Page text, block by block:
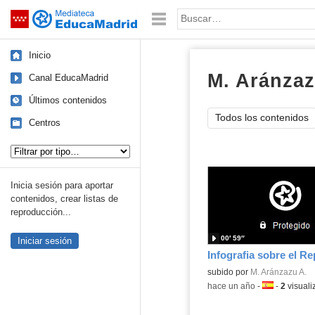
Saltar navegación Palabra o frase:
Inicio
Canal EducaMadrid
Últimos contenidos
Centros
Inicia sesión para aportar
contenidos, crear listas de
reproducción...
Iniciar sesión
M.
Todos los contenidos
Contenido educativo.
subido por M. Aránzazu A.
00′ 59″
-hace un año- Idioma:
- 2